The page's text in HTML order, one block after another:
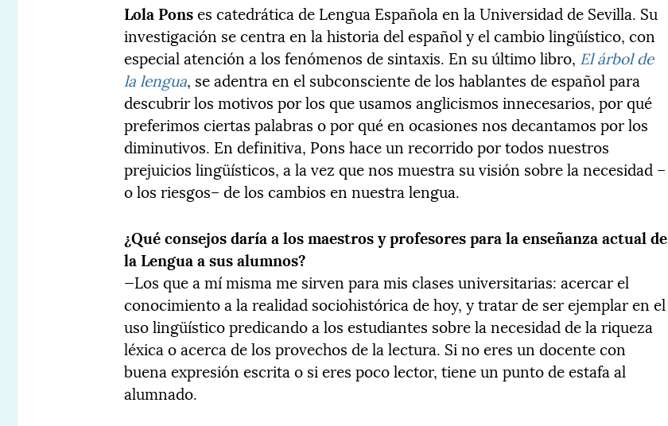
Lola Ponses catedrática de Lengua Española en la Universidad de Sevilla. Su
investigación se centra en la historia del español y el cambio lingüístico, con
especial atención a los fenómenos de sintaxis. En su último libro, El árbol de
la lengua, se adentra en el subconsciente de los hablantes de español para
descubrir los motivos por los que usamos anglicismos innecesarios, por qué
preferimos ciertas palabras o por qué en ocasiones nos decantamos por los
diminutivos. En definitiva, Pons hace un recorrido por todos nuestros
prejuicios lingüísticos, a la vez que nos muestra su visión sobre la necesidad –
o los riesgos– de los cambios en nuestra lengua.
¿Qué consejos daría a los maestros y profesores para la enseñanza actual de
la Lengua a sus alumnos?
—Los que a mí misma me sirven para mis clases universitarias: acercar el
conocimiento a la realidad sociohistórica de hoy, y tratar de ser ejemplar en el
uso lingüístico predicando a los estudiantes sobre la necesidad de la riqueza
léxica o acerca de los provechos de la lectura. Si no eres un docente con
buena expresión escrita o si eres poco lector, tiene un punto de estafa al
alumnado.